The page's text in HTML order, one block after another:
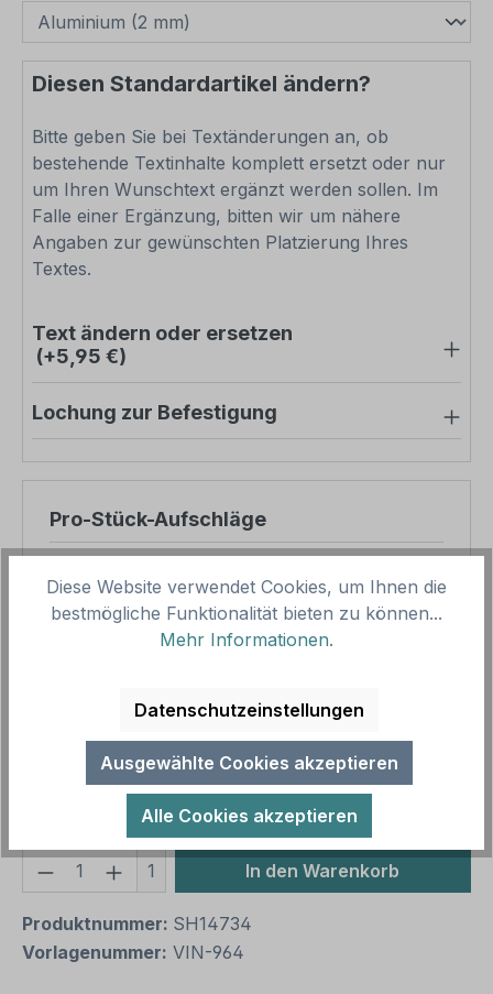
Diesen Standardartikel ändern?
Bitte geben Sie bei Textänderungen an, ob
bestehende Textinhalte komplett ersetzt oder nur
um Ihren Wunschtext ergänzt werden sollen. Im
Falle einer Ergänzung, bitten wir um nähere
Angaben zur gewünschten Platzierung Ihres
Textes.
Text ändern oder ersetzen
(+5,95 €)
Lochung zur Befestigung
Pro-Stück-Aufschläge
Zwischensumme
8,57 €
Gesamtpreis
Preise inkl. MwSt. zzgl. Versandkosten
Aufgrund von Neuberechnungen im Warenkorb sind
abweichende Endpreise möglich.
Produkt Anzahl: Gib den gewünschten
1 In den Warenkorb
Produktnummer: SH14734
Vorlagenummer: VIN-964
Diese Website verwendet Cookies, um Ihnen die
bestmögliche Funktionalität bieten zu können...
Mehr Informationen.
Datenschutzeinstellungen
Ausgewählte Cookies akzeptieren
Alle Cookies akzeptieren